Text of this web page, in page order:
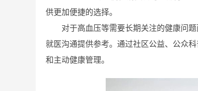
供更加便捷的选择。
对于高血压等需要长期关注的健康问
就医沟通提供参考。通过社区公益、公众
和主动健康管理。